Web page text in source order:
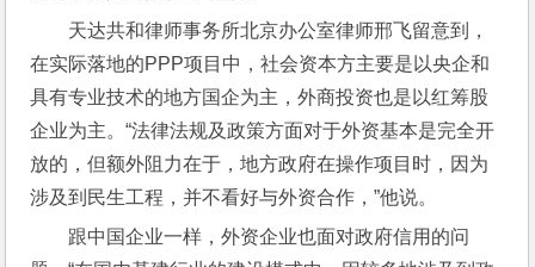
天达共和律师事务所北京办公室律师邢飞留意到，
在实际落地的PPP项目中，社会资本方主要是以央企和
具有专业技术的地方国企为主，外商投资也是以红筹股
企业为主。“法律法规及政策方面对于外资基本是完全开
放的，但额外阻力在于，地方政府在操作项目时，因为
涉及到民生工程，并不看好与外资合作，”他说。
跟中国企业一样，外资企业也面对政府信用的问